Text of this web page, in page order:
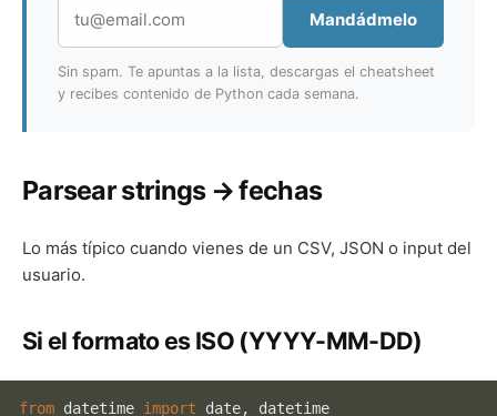
Mandádmelo
Sin spam. Te apuntas a la lista, descargas el cheatsheet
y recibes contenido de Python cada semana.
Parsear strings → fechas
Lo más típico cuando vienes de un CSV, JSON o input del
usuario.
Si el formato es ISO (YYYY-MM-DD)
from datetime import date, datetime